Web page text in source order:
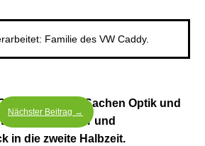
Familie des VW Caddy.
Cargo in Sachen Optik und
Caddy: frischer und
in die zweite Halbzeit.
Nächster Beitrag →